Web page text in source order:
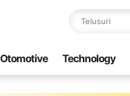
Otomotive Technology